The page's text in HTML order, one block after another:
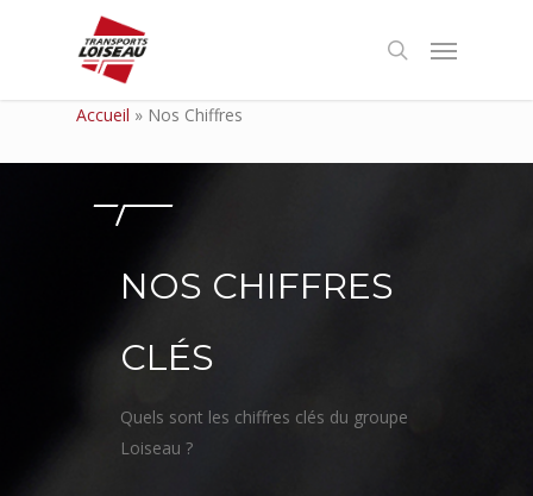
Accueil » Nos Chiffres
NOS CHIFFRES
CLÉS
Quels sont les chiffres clés du groupe
Loiseau ?